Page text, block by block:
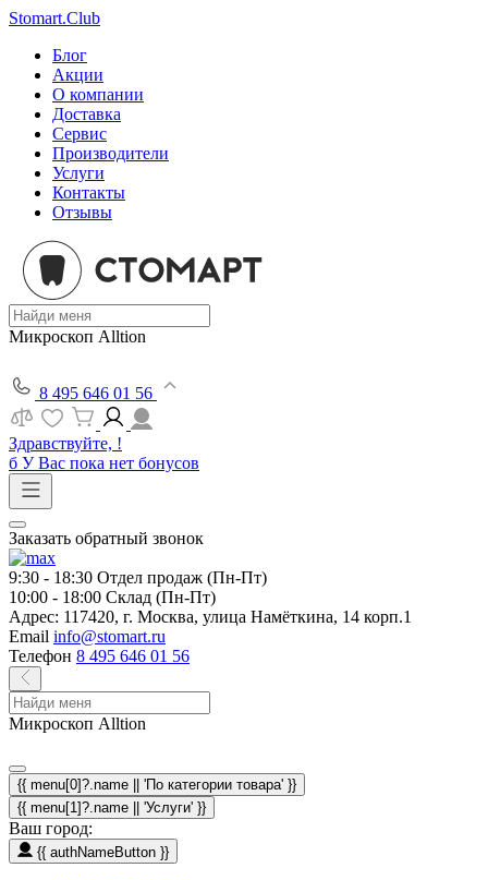
Stomart.Club
Блог
Акции
О компании
Доставка
Сервис
Производители
Услуги
Контакты
Отзывы
Микроскоп Alltion
8 495 646 01 56
Здравствуйте, !
б У Вас пока нет бонусов
Заказать обратный звонок
9:30 - 18:30 Отдел продаж (Пн-Пт)
10:00 - 18:00 Склад (Пн-Пт)
Адрес: 117420, г. Москва, улица Намёткина, 14 корп.1
Email info@stomart.ru
Телефон 8 495 646 01 56
Микроскоп Alltion
{{ menu[0]?.name || 'По категории товара' }}
{{ menu[1]?.name || 'Услуги' }}
Ваш город:
{{ authNameButton }}